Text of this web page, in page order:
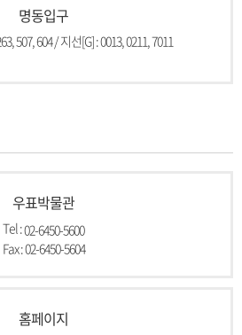
명동입구
507, 604 / 지선[G] : 0013, 0211, 7011
우표박물관
Tel :02-6450-5600
Fax : 02-6450-5604
홈페이지